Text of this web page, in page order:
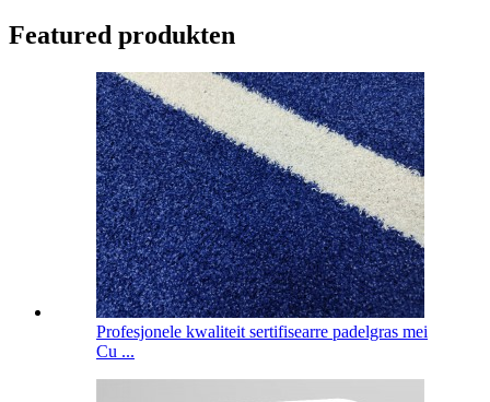
Featured produkten
Profesjonele kwaliteit sertifisearre padelgras mei
Cu ...